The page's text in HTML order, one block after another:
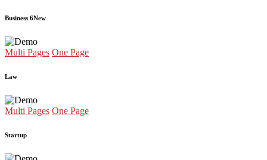
Business 6New
Multi Pages One Page
Law
Multi Pages One Page
Startup